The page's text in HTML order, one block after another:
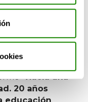
para la
Red Española de
educación ocupe
tanto en la
“Hacia una
20 años